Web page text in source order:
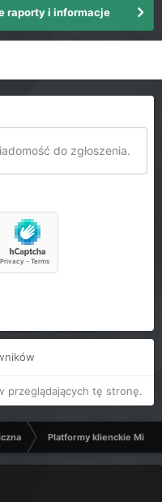
raporty i informacje
do zgłoszenia.
przeglądających tę stronę.
Platformy klienckie